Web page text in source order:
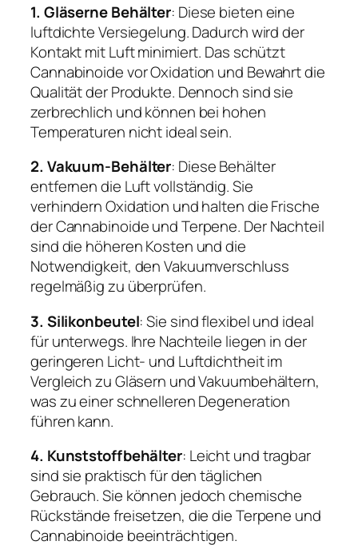
1. Gläserne Behälter: Diese bieten eine
luftdichte Versiegelung. Dadurch wird der
Kontakt mit Luft minimiert. Das schützt
Cannabinoide vor Oxidation und Bewahrt die
Qualität der Produkte. Dennoch sind sie
zerbrechlich und können bei hohen
Temperaturen nicht ideal sein.
2. Vakuum-Behälter: Diese Behälter
entfernen die Luft vollständig. Sie
verhindern Oxidation und halten die Frische
der Cannabinoide und Terpene. Der Nachteil
sind die höheren Kosten und die
Notwendigkeit, den Vakuumverschluss
regelmäßig zu überprüfen.
3. Silikonbeutel: Sie sind flexibel und ideal
für unterwegs. Ihre Nachteile liegen in der
geringeren Licht- und Luftdichtheit im
Vergleich zu Gläsern und Vakuumbehältern,
was zu einer schnelleren Degeneration
führen kann.
4. Kunststoffbehälter: Leicht und tragbar
sind sie praktisch für den täglichen
Gebrauch. Sie können jedoch chemische
Rückstände freisetzen, die die Terpene und
Cannabinoide beeinträchtigen.